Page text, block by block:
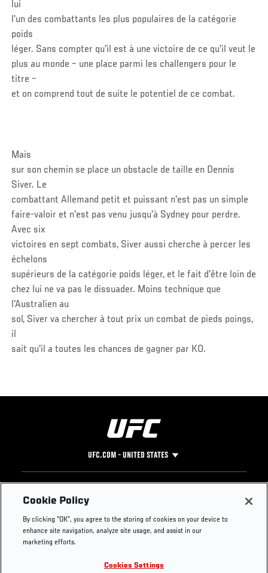
lui
l'un des combattants les plus populaires de la catégorie
poids
léger. Sans compter qu'il est à une victoire de ce qu'il veut le
plus au monde – une place parmi les challengers pour le
titre –
et on comprend tout de suite le potentiel de ce combat.
Mais
sur son chemin se place un obstacle de taille en Dennis
Siver. Le
combattant Allemand petit et puissant n'est pas un simple
faire-valoir et n'est pas venu jusqu'à Sydney pour perdre.
Avec six
victoires en sept combats, Siver aussi cherche à percer les
échelons
supérieurs de la catégorie poids léger, et le fait d'être loin de
chez lui ne va pas le dissuader. Moins technique que
l'Australien au
sol, Siver va chercher à tout prix un combat de pieds poings,
il
sait qu'il a toutes les chances de gagner par KO.
UFC.COM - UNITED STATES
Footer
UFC
UFC Foundation
UFC Careers
Instagram
Press
Cookie Policy
By clicking “OK”, you agree to the storing of cookies on your device to
enhance site navigation, analyze site usage, and assist in our
marketing efforts.
Cookies Settings